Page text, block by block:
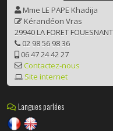
Mme LE PAPE Khadija
Kérandéon Vras
29940 LA FORET FOUESNANT
02 98 56 98 36
06 47 24 42 27
Contactez-nous
Site internet
Langues parlées